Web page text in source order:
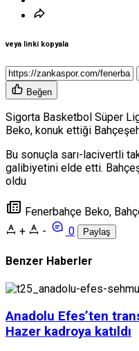
veya linki kopyala
Beğen
Sigorta Basketbol Süper
Beko, konuk ettiği
Bu sonuçla sarı-lacivertli
galibiyetini elde etti.
oldu
Fenerbahçe Beko,
+
- 0 Paylaş
Benzer Haberler
Anadolu Efes’ten
Hazer kadroya katıldı